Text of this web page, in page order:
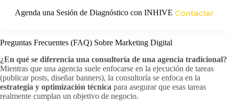
Agenda una Sesión de Diagnóstico con INHIVE Contactar
Preguntas Frecuentes (FAQ) Sobre Marketing Digital
¿En qué se diferencia una consultoría de una agencia tradicional?
Mientras que una agencia suele enfocarse en la ejecución de tareas
(publicar posts, diseñar banners), la consultoría se enfoca en la
estrategia y optimización técnica para asegurar que esas tareas
realmente cumplan un objetivo de negocio.